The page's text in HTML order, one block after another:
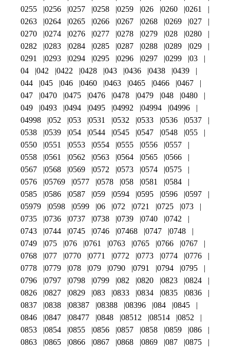
0255
0256 0257 0258 0259 026 0260
0261
0263
0264 0265 0266 0267 0268 0269
027
0270
0274 0276 0277 0278 0279 028
0280
0282
0283 0284 0285 0287 0288 0289
029
0291
0293 0294 0295 0296 0297 0299
03
04
042 0422 0428 043 0436 0438
0439
044
045 046 0460 0463 0465 0466
0467
047
0470 0475 0476 0478 0479 048
0480
049
0493 0494 0495 04992 04994
04996
04998
052 053 0531 0532 0533 0536
0537
0538
0539 054 0544 0545 0547 0548
055
0550
0551 0553 0554 0555 0556
0557
0558
0561 0562 0563 0564 0565
0566
0567
0568 0569 0572 0573 0574
0575
0576
05769 0577 0578 058 0581
0584
0585
0586 0587 059 0594 0595 0596
0597
05979
0598 0599 06 072 0721 0725
073
0735
0736 0737 0738 0739 0740
0742
0743
0744 0745 0746 07468 0747
0748
0749
075 076 0761 0763 0765 0766
0767
0768
077 0770 0771 0772 0773 0774
0776
0778
0779 078 079 0790 0791 0794
0795
0796
0797 0798 0799 082 0820 0823
0824
0826
0827 0829 083 0833 0834 0835
0836
0837
0838 08387 08388 08396 084
0845
0846
0847 08477 0848 08512 08514
0852
0853
0854 0855 0856 0857 0858 0859
086
0863
0865 0866 0867 0868 0869 087
0875